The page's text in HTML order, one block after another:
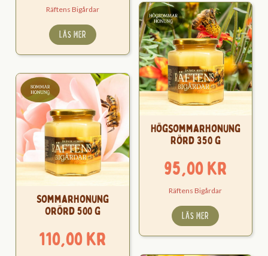
Räftens Bigårdar
LÄS MER
Högsommarhonung
Rörd 350 g
95,00kr
Räftens Bigårdar
LÄS MER
Sommarhonung
Orörd 500 g
110,00kr